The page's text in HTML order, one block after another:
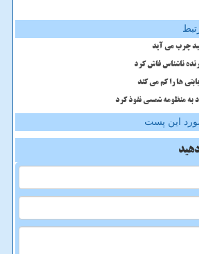
چرب می آید
ناشناس فاش کرد
ها را کم می کند
به منظومه شمسی نفوذ کرد
این پست